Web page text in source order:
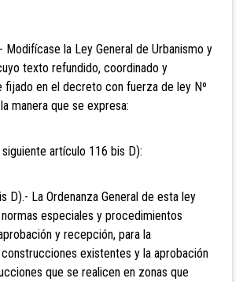
la Ley General de Urbanismo y
texto refundido, coordinado y
fijado en el decreto con fuerza de ley Nº
manera que se expresa:
artículo 116 bis D):
D).- La Ordenanza General de esta ley
especiales y procedimientos
y recepción, para la
existentes y la aprobación
que se realicen en zonas que